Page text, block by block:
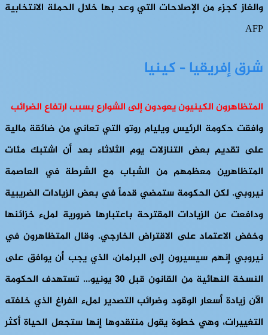
والغاز كجزء من الإصلاحات التي وعد بها خلال الحملة الانتخابية
AFP
شرق إفريقيا – كينيا
المتظاهرون الكينيون يعودون إلى الشوارع بسبب ارتفاع الضرائب
وافقت حكومة الرئيس ويليام روتو التي تعاني من ضائقة مالية
على تقديم بعض التنازلات يوم الثلاثاء بعد أن اشتبك مئات
المتظاهرين معظمهم من الشباب مع الشرطة في العاصمة
نيروبي. لكن الحكومة ستمضي قدماً في بعض الزيادات الضريبية
ودافعت عن الزيادات المقترحة باعتبارها ضرورية لملء خزائنها
وخفض الاعتماد على الاقتراض الخارجي. وقال المتظاهرون في
نيروبي إنهم سيسيرون إلى البرلمان، الذي يجب أن يوافق على
النسخة النهائية من القانون قبل 30 يونيو… تستهدف الحكومة
الآن زيادة أسعار الوقود وضرائب التصدير لملء الفراغ الذي خلفته
التغييرات، وهي خطوة يقول منتقدوها إنها ستجعل الحياة أكثر